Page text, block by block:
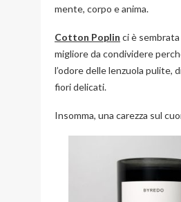
mente, corpo e anima.
Cotton Poplin ci è
migliore da condividere
l’odore delle lenzuola pulite,
fiori delicati.
Insomma, una carezza sul